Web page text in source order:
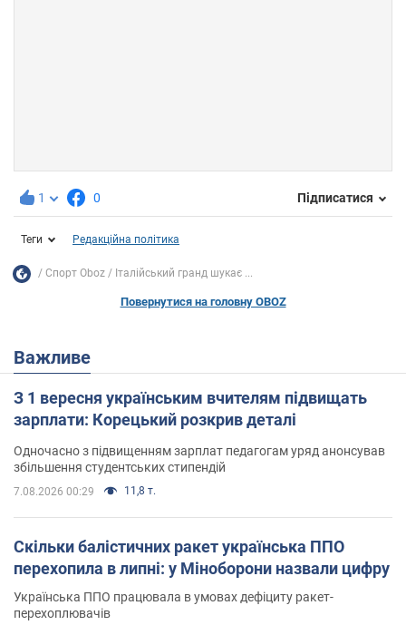
1 0 Підписатися
Теги Редакційна політика
Спорт Oboz Італійський гранд шукає ...
Повернутися на головну OBOZ
Важливе
З 1 вересня українським вчителям підвищать
зарплати: Корецький розкрив деталі
Одночасно з підвищенням зарплат педагогам уряд анонсував
збільшення студентських стипендій
7.08.2026 00:29 11,8 т.
Скільки балістичних ракет українська ППО
перехопила в липні: у Міноборони назвали цифру
Українська ППО працювала в умовах дефіциту ракет-
перехоплювачів